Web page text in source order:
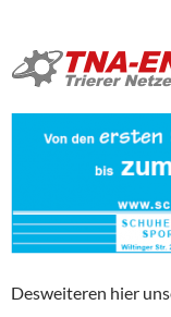
Desweiteren hier